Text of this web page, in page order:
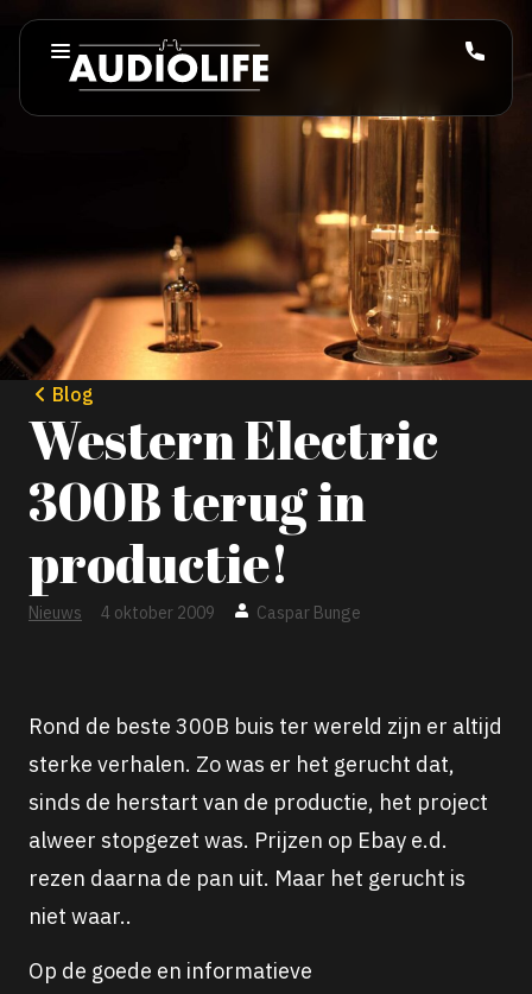
Blog
Western Electric
300B terug in
productie!
Nieuws 4 oktober 2009 Caspar Bunge
Rond de beste 300B buis ter wereld zijn er altijd
sterke verhalen. Zo was er het gerucht dat,
sinds de herstart van de productie, het project
alweer stopgezet was. Prijzen op Ebay e.d.
rezen daarna de pan uit. Maar het gerucht is
niet waar..
Op de goede en informatieve